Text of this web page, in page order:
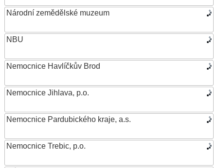
Národní zemědělské muzeum
NBU
Nemocnice Havlíčkův Brod
Nemocnice Jihlava, p.o.
Nemocnice Pardubického kraje, a.s.
Nemocnice Trebic, p.o.